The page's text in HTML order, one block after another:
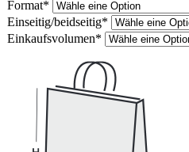
Format*
Einseitig/beidseitig*
Einkaufsvolumen*